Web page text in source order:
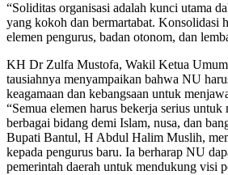
“Soliditas organisasi adalah kunci utama
yang kokoh dan bermartabat. Konsolidasi
elemen pengurus, badan otonom, dan
KH Dr Zulfa Mustofa, Wakil Ketua
tausiahnya menyampaikan bahwa NU
keagamaan dan kebangsaan untuk
“Semua elemen harus bekerja serius
berbagai bidang demi Islam, nusa, dan
Bupati Bantul, H Abdul Halim Muslih,
kepada pengurus baru. Ia berharap NU
pemerintah daerah untuk mendukung visi